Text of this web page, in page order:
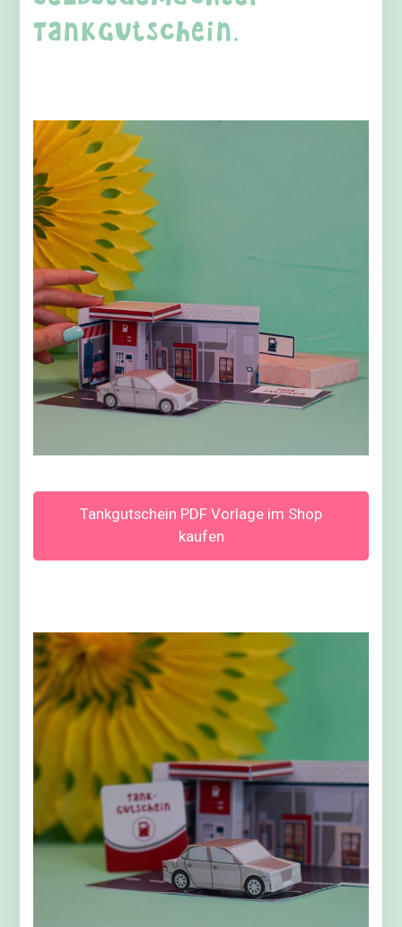
Tankgutschein.
Tankgutschein PDF Vorlage im Shop
kaufen